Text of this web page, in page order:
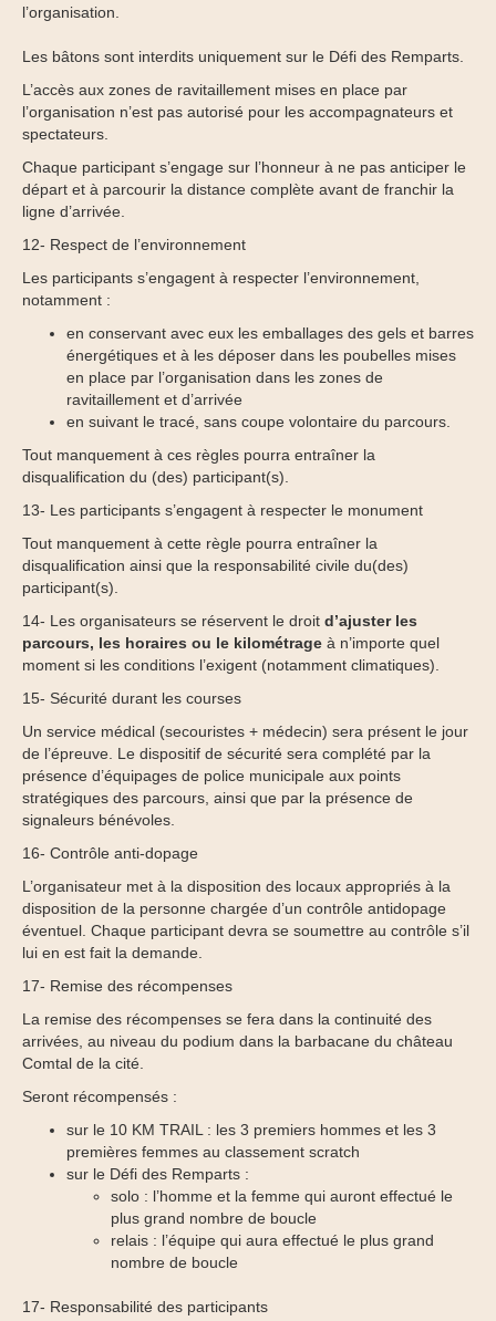
l’organisation.
Les bâtons sont interdits uniquement sur le Défi des Remparts.
L’accès aux zones de ravitaillement mises en place par
l’organisation n’est pas autorisé pour les accompagnateurs et
spectateurs.
Chaque participant s’engage sur l’honneur à ne pas anticiper le
départ et à parcourir la distance complète avant de franchir la
ligne d’arrivée.
12- Respect de l’environnement
Les participants s’engagent à respecter l’environnement,
notamment :
en conservant avec eux les emballages des gels et barres
énergétiques et à les déposer dans les poubelles mises
en place par l’organisation dans les zones de
ravitaillement et d’arrivée
en suivant le tracé, sans coupe volontaire du parcours.
Tout manquement à ces règles pourra entraîner la
disqualification du (des) participant(s).
13- Les participants s’engagent à respecter le monument
Tout manquement à cette règle pourra entraîner la
disqualification ainsi que la responsabilité civile du(des)
participant(s).
14- Les organisateurs se réservent le droit d’ajuster les
parcours, les horaires ou le kilométrage à n’importe quel
moment si les conditions l’exigent (notamment climatiques).
15- Sécurité durant les courses
Un service médical (secouristes + médecin) sera présent le jour
de l’épreuve. Le dispositif de sécurité sera complété par la
présence d’équipages de police municipale aux points
stratégiques des parcours, ainsi que par la présence de
signaleurs bénévoles.
16- Contrôle anti-dopage
L’organisateur met à la disposition des locaux appropriés à la
disposition de la personne chargée d’un contrôle antidopage
éventuel. Chaque participant devra se soumettre au contrôle s’il
lui en est fait la demande.
17- Remise des récompenses
La remise des récompenses se fera dans la continuité des
arrivées, au niveau du podium dans la barbacane du château
Comtal de la cité.
Seront récompensés :
sur le 10 KM TRAIL : les 3 premiers hommes et les 3
premières femmes au classement scratch
sur le Défi des Remparts :
solo : l’homme et la femme qui auront effectué le
plus grand nombre de boucle
relais : l’équipe qui aura effectué le plus grand
nombre de boucle
17- Responsabilité des participants